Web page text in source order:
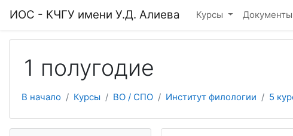
ИОС - КЧГУ имени У.Д. Алиева Курсы
1 полугодие
В начало Курсы ВО / СПО Институт филологии 5